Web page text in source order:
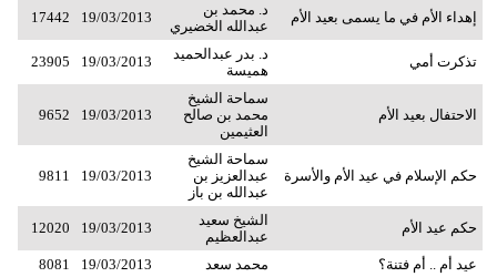
إهداء الأم في ما يسمى بعيد الأم
د. محمد بن
عبدالله الخضيري
19/03/2013
17442
تذكرت أمي
د. بدر عبدالحميد
هميسة
19/03/2013
23905
الاحتفال بعيد الأم
سماحة الشيخ
محمد بن صالح
العثيمين
19/03/2013
9652
حكم الإسلام في عيد الأم والأسرة
سماحة الشيخ
عبدالعزيز بن
عبدالله بن باز
19/03/2013
9811
حكم عيد الأم
الشيخ سعيد
عبدالعظيم
19/03/2013
12020
عيد أم .. أم فتنة؟ محمد سعد 19/03/2013
8081